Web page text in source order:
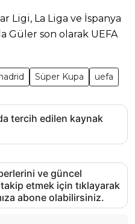
Ligi, La Liga ve İspanya
Güler son olarak UEFA
Süper Kupa uefa
tercih edilen kaynak
ve güncel
etmek için tıklayarak
abone olabilirsiniz.